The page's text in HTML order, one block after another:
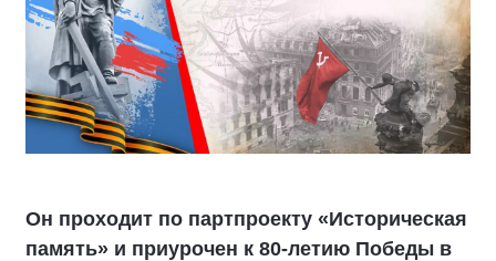
Он проходит по партпроекту «Историческая
память» и приурочен к 80-летию Победы в